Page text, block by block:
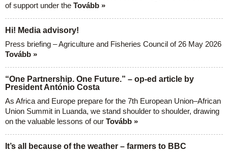
of support under the Tovább »
Hi! Media advisory!
Press briefing – Agriculture and Fisheries Council of 26 May 2026
Tovább »
“One Partnership. One Future.” – op-ed article by
President António Costa
As Africa and Europe prepare for the 7th European Union–African
Union Summit in Luanda, we stand shoulder to shoulder, drawing
on the valuable lessons of our Tovább »
It’s all because of the weather – farmers to BBC